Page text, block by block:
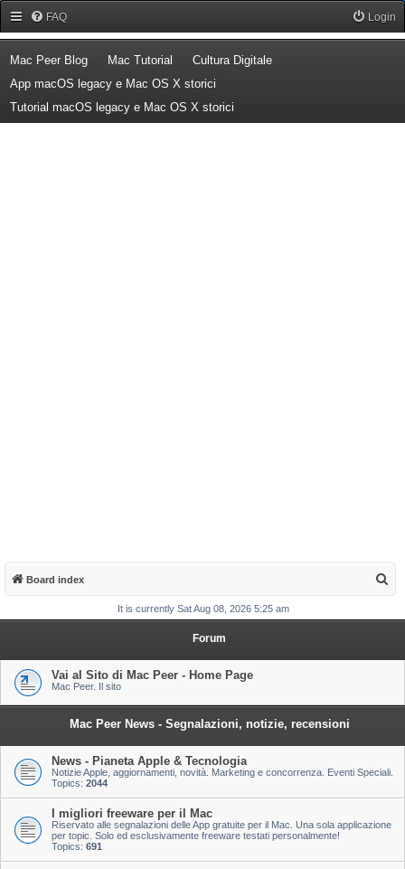
FAQ Login
Mac Peer Blog(Opens a new tab)
Mac Tutorial (Opens a new tab)
Cultura Digitale(Opens a new tab)
App macOS legacy e Mac OS X storici
Tutorial macOS legacy e Mac OS X storici
Board index
a
It is currently Sat Aug 08, 2026 5:25 am
Forum
Vai al Sito di Mac Peer - Home Page
Mac Peer. Il sito
Mac Peer News - Segnalazioni, notizie, recensioni
News - Pianeta Apple & Tecnologia
Notizie Apple, aggiornamenti, novità. Marketing e concorrenza. Eventi Speciali.
Topics: 2044
I migliori freeware per il Mac
Riservato alle segnalazioni delle App gratuite per il Mac. Una sola applicazione
per topic. Solo ed esclusivamente freeware testati personalmente!
Topics: 691